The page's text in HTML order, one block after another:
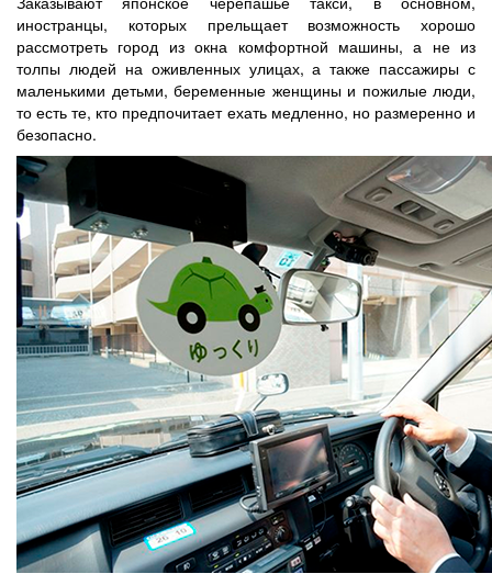
иностранцы, которых прельщает возможность хорошо
рассмотреть город из окна комфортной машины, а не из
толпы людей на оживленных улицах, а также пассажиры с
маленькими детьми, беременные женщины и пожилые люди,
то есть те, кто предпочитает ехать медленно, но размеренно и
безопасно.